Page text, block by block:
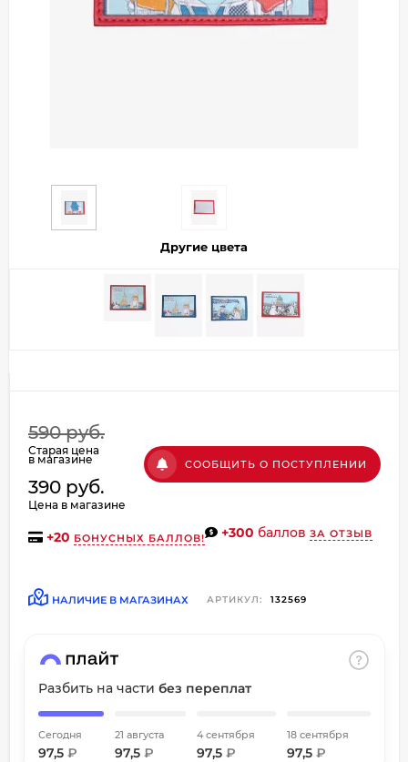
Другие цвета
590 руб.
Старая цена
в магазине
390 руб.
Цена в магазине
СООБЩИТЬ О ПОСТУПЛЕНИИ
+20 БОНУСНЫХ БАЛЛОВ! +300 баллов ЗА ОТЗЫВ
НАЛИЧИЕ В МАГАЗИНАХ АРТИКУЛ: 132569
Разбить на части без переплат
Сегодня
97,5 ₽
21 августа
97,5 ₽
4 сентября
97,5 ₽
18 сентября
97,5₽
Добавляйте товары
выбранный способом
списыватьсяс вашей карты
каждые 2 недели
об оплате Плайтом
25
2 недели
8 800 302-02-51